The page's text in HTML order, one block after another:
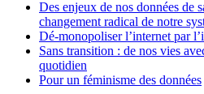
Des enjeux de nos données de
changement radical de notre
Dé-monopoliser l’internet par
Sans transition : de nos vies
quotidien
Pour un féminisme des données